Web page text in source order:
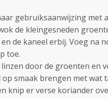
gebruiksaanwijzing met
de kleingesneden
de kaneel erbij. Voeg na
toe.
linzen door de groenten en
op smaak brengen met wat
knip er verse koriander